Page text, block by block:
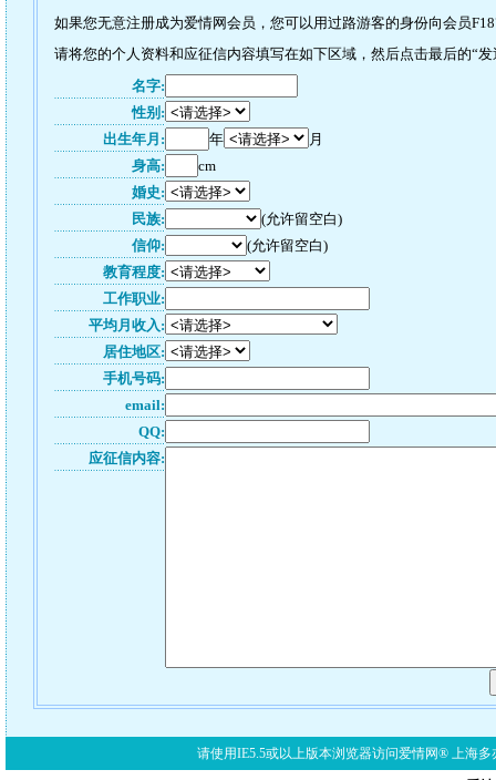
如果您无意注册成为爱情网会员，您可以用过路游客的身份向会员
请将您的个人资料和应征信内容填写在如下区域，然后点击最后的“
名字:
性别:
出生年月:
年
月
身高:
cm
婚史:
民族:
(允许留空白)
信仰:
(允许留空白)
教育程度:
工作职业:
平均月收入:
居住地区:
手机号码:
email:
QQ:
应征信内容:
请使用IE5.5或以上版本浏览器访问爱情网® 上海多